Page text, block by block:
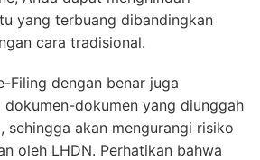
yang terbuang dibandingkan
cara tradisional.
Filing dengan benar juga
dokumen-dokumen yang diunggah
sehingga akan mengurangi risiko
oleh LHDN. Perhatikan bahwa